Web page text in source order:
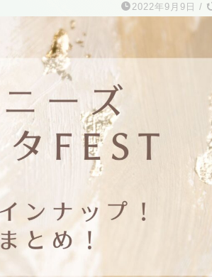
2022年9月9日 /